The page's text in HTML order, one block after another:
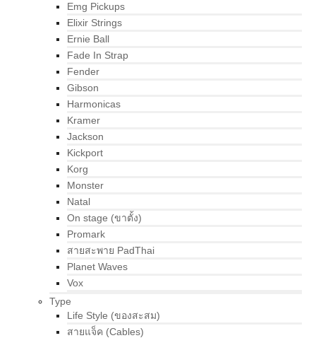
Emg Pickups
Elixir Strings
Ernie Ball
Fade In Strap
Fender
Gibson
Harmonicas
Kramer
Jackson
Kickport
Korg
Monster
Natal
On stage (ขาตั้ง)
Promark
สายสะพาย PadThai
Planet Waves
Vox
Type
Life Style (ของสะสม)
สายแจ็ค (Cables)